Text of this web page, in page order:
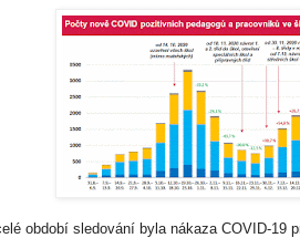
období sledování byla nákaza COVID-19